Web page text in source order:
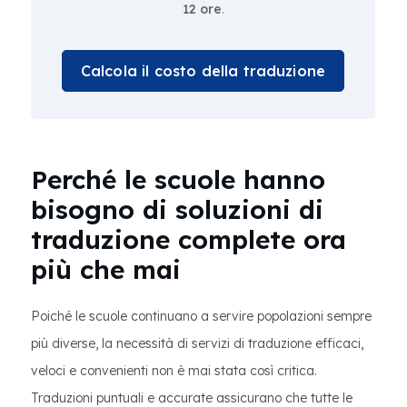
12 ore.
Calcola il costo della traduzione
Perché le scuole hanno
bisogno di soluzioni di
traduzione complete ora
più che mai
Poiché le scuole continuano a servire popolazioni sempre
più diverse, la necessità di servizi di traduzione efficaci,
veloci e convenienti non è mai stata così critica.
Traduzioni puntuali e accurate assicurano che tutte le